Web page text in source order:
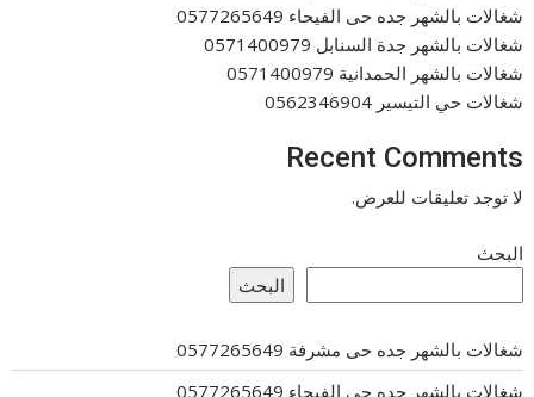
شغالات بالشهر جده حى الفيحاء 0577265649
شغالات بالشهر جدة السنابل 0571400979
شغالات بالشهر الحمدانية 0571400979
شغالات حي التيسير 0562346904
Recent Comments
لا توجد تعليقات للعرض.
البحث
البحث
شغالات بالشهر جده حى مشرفة 0577265649
شغالات بالشهر جده حى الفيحاء 0577265649